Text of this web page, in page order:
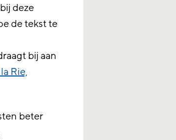
deze
de tekst te
bij aan
Rie,
beter